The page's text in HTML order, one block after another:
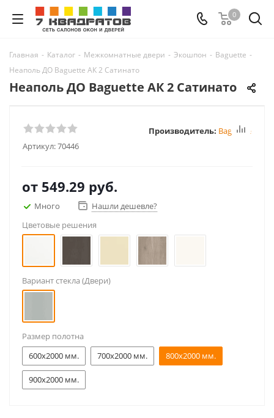
0
Главная - Каталог - Межкомнатные двери - Экошпон - Baguette -
Неаполь ДО Baguette АК 2 Сатинато
Неаполь ДО Baguette АК 2 Сатинато
Артикул:70446
Производитель: Baguette
от 549.29 руб.
Много
Нашли дешевле?
Цветовые решения
Вариант стекла (Двери)
Размер полотна
600x2000 мм.
700x2000 мм. 800x2000 мм.
900x2000 мм.